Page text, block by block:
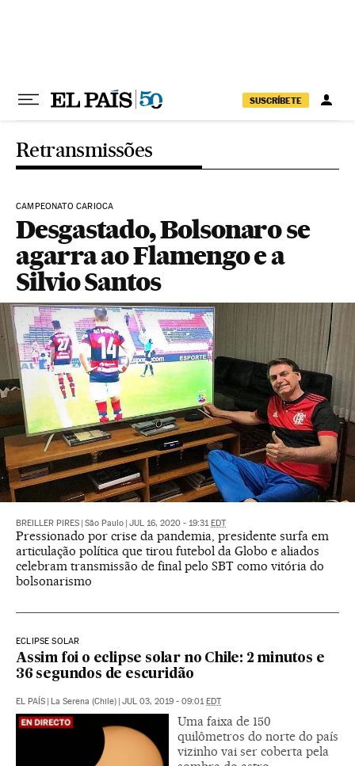
SUSCRÍBETE
Retransmissões
CAMPEONATO CARIOCA
Desgastado, Bolsonaro se
agarra ao Flamengo e a
Silvio Santos
BREILLER PIRES São Paulo JUL 16, 2020 - 19:31 EDT
Pressionado por crise da pandemia, presidente surfa em
articulação política que tirou futebol da Globo e aliados
celebram transmissão de final pelo SBT como vitória do
bolsonarismo
ECLIPSE SOLAR
Assim foi o eclipse solar no Chile: 2 minutos e
36 segundos de escuridão
EL PAÍS La Serena (Chile) JUL 03, 2019 - 09:01 EDT
Uma faixa de 150
quilômetros do norte do país
vizinho vai ser coberta pela